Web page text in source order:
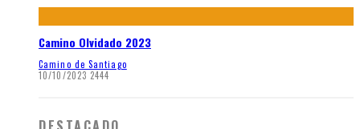
Camino Olvidado 2023
Camino de Santiago
10/10/2023 2444